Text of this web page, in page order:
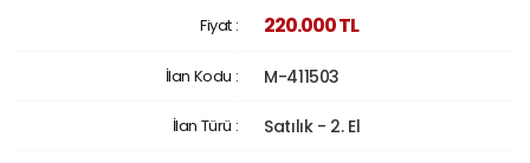
Fiyat : 220.000 TL
İlan Kodu : M-411503
İlan Türü : Satılık - 2. El